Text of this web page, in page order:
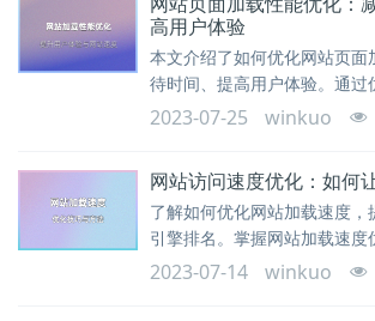
高用户体验
本文介绍了如何优化网站页面
待时间、提高用户体验。通过
式表，使用缓存和压缩技术，
2023-07-25 winkuo
网站访问速度优化：如何
了解如何优化网站加载速度
引擎排名。掌握网站加载速度
2023-07-14 winkuo